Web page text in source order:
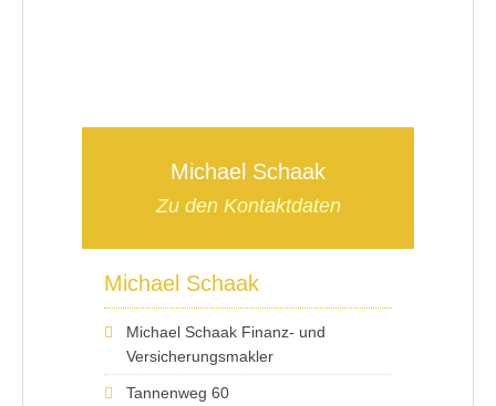
Michael Schaak
Zu den Kontaktdaten
Michael Schaak
Michael Schaak Finanz- und
Versicherungsmakler
Tannenweg 60